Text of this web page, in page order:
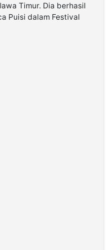
Timur. Dia berhasil
Puisi dalam Festival